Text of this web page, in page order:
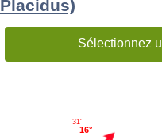
Placidus)
Sélectionnez
16°
31'